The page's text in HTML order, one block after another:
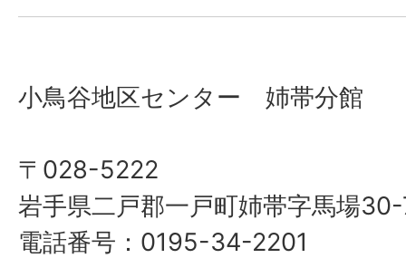
小鳥谷地区センター 姉帯分館
〒028-5222
岩手県二戸郡一戸町姉帯字馬場
電話番号：0195-34-2201